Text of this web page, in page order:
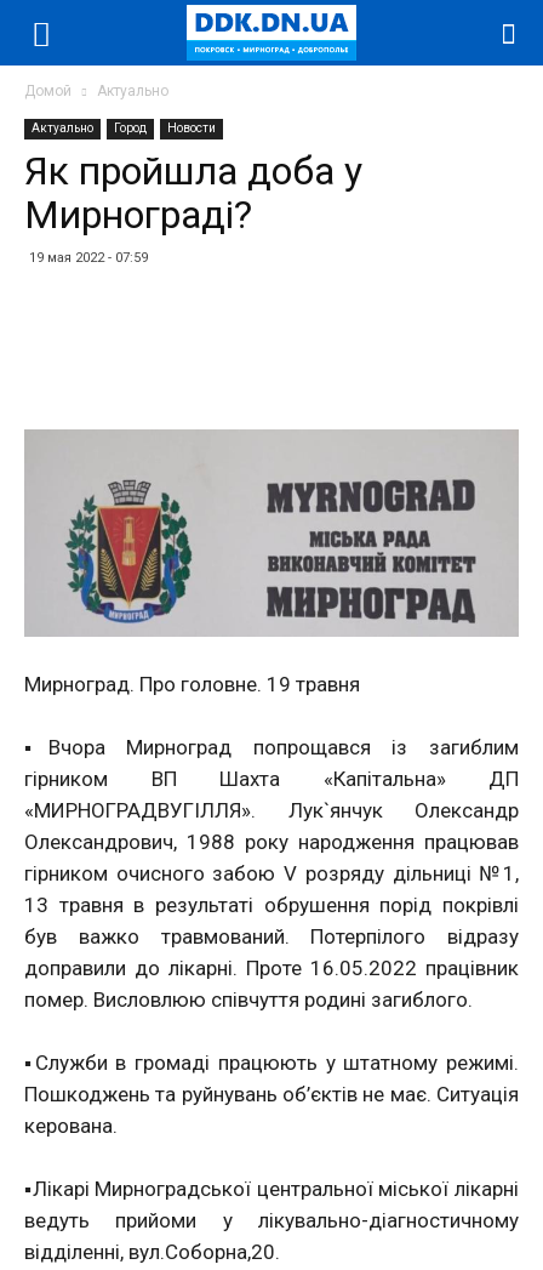
Домой Актуально
Актуально Город Новости
Як пройшла доба у
Мирнограді?
19 мая 2022 - 07:59
Мирноград. Про головне. 19 травня
▪️Вчора Мирноград попрощався із загиблим
гірником ВП Шахта «Капітальна» ДП
«МИРНОГРАДВУГІЛЛЯ». Лук`янчук Олександр
Олександрович, 1988 року народження працював
гірником очисного забою V розряду дільниці №1,
13 травня в результаті обрушення порід покрівлі
був важко травмований. Потерпілого відразу
доправили до лікарні. Проте 16.05.2022 працівник
помер. Висловлюю співчуття родині загиблого.
▪️Служби в громаді працюють у штатному режимі.
Пошкоджень та руйнувань об’єктів не має. Ситуація
керована.
▪️Лікарі Мирноградської центральної міської лікарні
ведуть прийоми у лікувально-діагностичному
відділенні, вул.Соборна,20.